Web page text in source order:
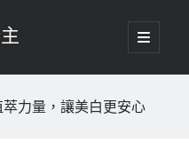
開
啟
要
單
搜尋
力量，讓美白更安心